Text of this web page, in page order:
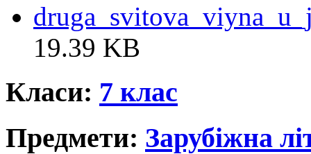
19.39 KB
Класи: 7 клас
Предмети: Зарубіжна